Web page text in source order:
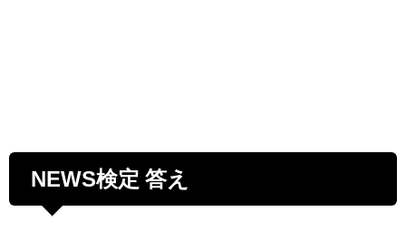
NEWS検定 答え